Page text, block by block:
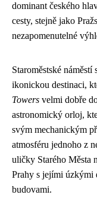
dominant českého
cesty, stejně jako
nezapomenutelné
Staroměstské
ikonickou destinaci,
Towers velmi dobře
astronomický orloj,
svým mechanickým
atmosféru jednoho z
uličky Starého Města
Prahy s jejími úzkými
budovami.